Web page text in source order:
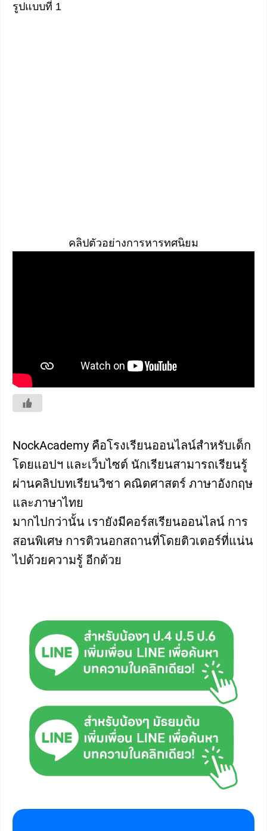
รูปแบบที่ 1
คลิปตัวอย่างการหารทศนิยม
NockAcademy คือโรงเรียนออนไลน์สำหรับเด็ก
โดยแอปฯ และเว็บไซต์ นักเรียนสามารถเรียนรู้
ผ่านคลิปบทเรียนวิชา คณิตศาสตร์ ภาษาอังกฤษ
และภาษาไทย
มากไปกว่านั้น เรายังมีคอร์สเรียนออนไลน์ การ
สอนพิเศษ การติวนอกสถานที่โดยติวเตอร์ที่แน่น
ไปด้วยความรู้ อีกด้วย